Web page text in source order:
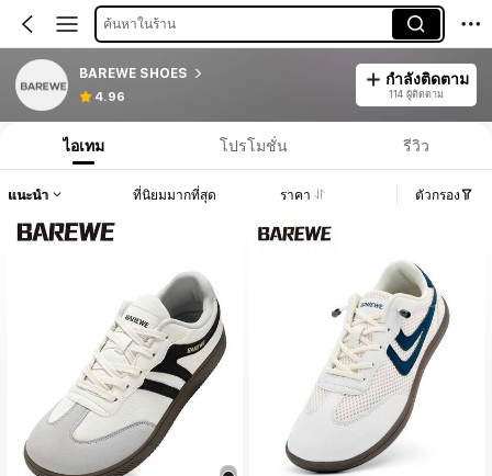
ค้นหาในร้าน
BAREWE SHOES
4.96
กำลังติดตาม
114 ผู้ติดตาม
ไอเทม โปรโมชั่น รีวิว
แนะนำ ที่นิยมมากที่สุด ราคา ตัวกรอง